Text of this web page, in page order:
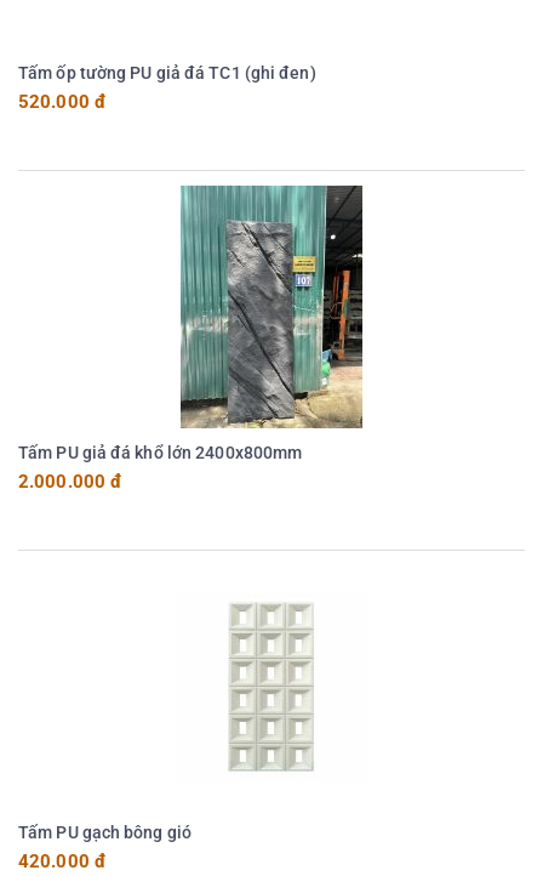
Tấm ốp tường PU giả đá TC1 (ghi đen)
520.000 đ
Tấm PU giả đá khổ lớn 2400x800mm
2.000.000 đ
Tấm PU gạch bông gió
420.000 đ